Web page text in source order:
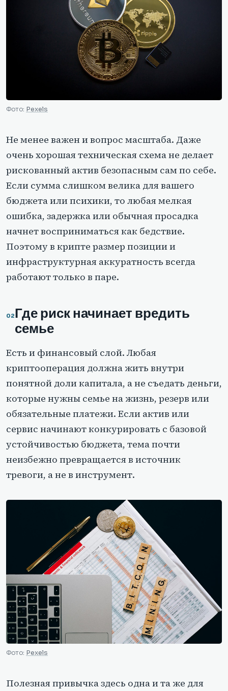
Фото: Pexels
Не менее важен и вопрос масштаба. Даже
очень хорошая техническая схема не делает
рискованный актив безопасным сам по себе.
Если сумма слишком велика для вашего
бюджета или психики, то любая мелкая
ошибка, задержка или обычная просадка
начнет восприниматься как бедствие.
Поэтому в крипте размер позиции и
инфраструктурная аккуратность всегда
работают только в паре.
Где риск начинает вредить
семье
Есть и финансовый слой. Любая
криптооперация должна жить внутри
понятной доли капитала, а не съедать деньги,
которые нужны семье на жизнь, резерв или
обязательные платежи. Если актив или
сервис начинают конкурировать с базовой
устойчивостью бюджета, тема почти
неизбежно превращается в источник
тревоги, а не в инструмент.
Фото: Pexels
Полезная привычка здесь одна и та же для